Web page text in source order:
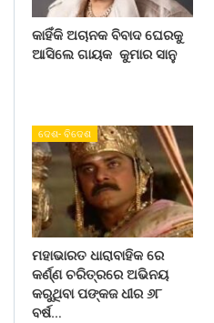
କାହିଁକି ଅଚାନକ ବିବାଦ ଘେରକୁ
ଆସିଲେ ଗାୟକ କୁମାର ସାନୁ
ଦେଶ- ବିଦେଶ
ମହାଭାରତ ଧାରାବାହିକ ରେ
କର୍ଣ୍ଣ ଚରିତ୍ରରେ ଅଭିନୟ
କରୁଥିବା ପଙ୍କଜ ଧୀର ୬୮
ବର୍ଷ…